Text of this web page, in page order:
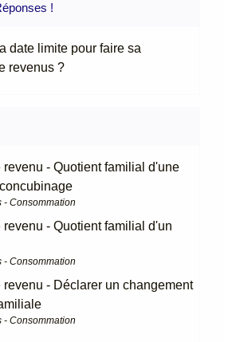
!
date limite pour faire sa
revenus ?
revenu - Quotient familial d'une
- Consommation
revenu - Quotient familial d'un
- Consommation
revenu - Déclarer un changement
- Consommation